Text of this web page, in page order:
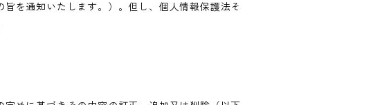
を通知いたします。）。但し、個人情報保護法そ